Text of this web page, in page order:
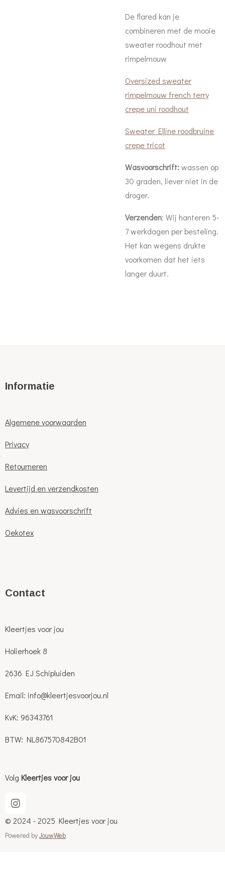
De flared kan je
combineren met de mooie
sweater roodhout met
rimpelmouw
Oversized sweater
rimpelmouw french terry
crepe uni roodhout
Sweater Elline roodbruine
crepe tricot
Wasvoorschrift:wassen op
30 graden, liever niet in de
droger.
Verzenden: Wij hanteren 5-
7 werkdagen per besteling.
Het kan wegens drukte
voorkomen dat het iets
langer duurt.
Informatie
Algemene voorwaarden
Privacy
Retourneren
Levertijd en verzendkosten
Advies en wasvoorschrift
Oekotex
Contact
Kleertjes voor jou
Holierhoek 8
2636 EJ Schipluiden
Email: info@kleertjesvoorjou.nl
KvK: 96343761
BTW: NL867570842B01
Volg Kleertjes voor jou
I
n
s
t
© 2024 - 2025 Kleertjes voor jou
Powered byJouwWeb